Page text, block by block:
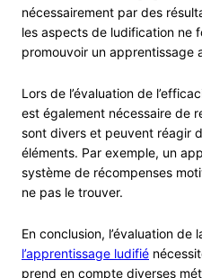
nécessairement par des
les aspects de ludification ne
promouvoir un apprentissage
Lors de l’évaluation de
est également nécessaire de
sont divers et peuvent réagir
éléments. Par exemple, un
système de récompenses
ne pas le trouver.
En conclusion, l’évaluation de
l’apprentissage ludifié
prend en compte diverses